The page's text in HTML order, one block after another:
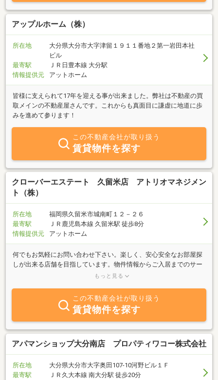
アップルホーム（株）
所在地
大分県大分市大字津留１９１１番地２第一岩田本社
ビル
最寄駅
ＪＲ日豊本線 大分駅
情報提供元
アットホーム
皆様に支えられて17年を迎える事が出来ました。弊社は不動産の買
取メインの不動産屋さんです。これからも真面目に謙虚に地道に歩
みを進めて参ります！
この不動産会社が取り扱う
賃貸物件を探す
クローバーエステート 久留米店 アトリオマネジメン
ト（株）
所在地
福岡県久留米市城南町１２－２６
最寄駅
ＪＲ鹿児島本線 久留米駅 徒歩8分
情報提供元
アットホーム
何でもお気軽にお問い合わせ下さい。楽しく、安心安全なお部屋探
しが出来る店舗を目指しています。物件情報からご入居までのサー
ビスをスタッフ一同、精一杯努めさせて頂きます。★女性スタッフ
ださい。★電話工事完了しました。ご迷惑をおかけしました。★当
事務所ビル駐車場拡張工事(11台を予定）を行います。よろしくお願
もっと見る
この不動産会社が取り扱う
賃貸物件を探す
アパマンショップ大分南店 プロパティワコー株式会社
所在地
大分県大分市大字奥田107-10河野ビル１Ｆ
最寄駅
ＪＲ久大本線 南大分駅 徒歩20分